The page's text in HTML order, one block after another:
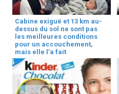
Cabine exiguë et 13 km au-
dessus du sol ne sont pas
les meilleures conditions
pour un accouchement,
mais elle l’a fait